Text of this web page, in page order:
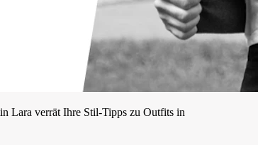
Lara verrät Ihre Stil-Tipps zu Outfits in